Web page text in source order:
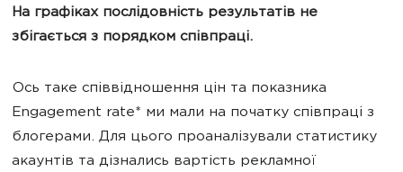
На графіках послідовність результатів не
збігається з порядком співпраці.
Ось таке співвідношення цін та показника
Engagement rate* ми мали на початку співпраці з
блогерами. Для цього проаналізували статистику
акаунтів та дізнались вартість рекламної